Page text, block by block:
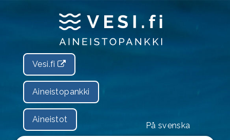
Vesi.fi
Aineistopankki
Aineistot
På svenska